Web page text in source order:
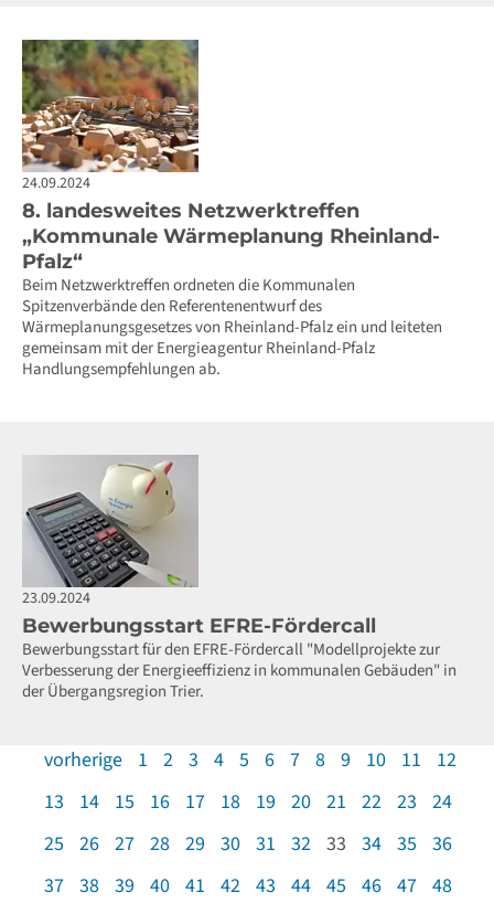
24.09.2024
8. landesweites Netzwerktreffen
„Kommunale Wärmeplanung Rheinland-
Pfalz“
Beim Netzwerktreffen ordneten die Kommunalen
Spitzenverbände den Referentenentwurf des
Wärmeplanungsgesetzes von Rheinland-Pfalz ein und leiteten
gemeinsam mit der Energieagentur Rheinland-Pfalz
Handlungsempfehlungen ab.
23.09.2024
Bewerbungsstart EFRE-Fördercall
Bewerbungsstart für den EFRE-Fördercall "Modellprojekte zur
Verbesserung der Energieeffizienz in kommunalen Gebäuden" in
der Übergangsregion Trier.
vorherige 1 2 3 4 5 6 7 8 9 10 11
12
13
14 15 16 17 18 19 20 21 22 23 24
25 26 27 28 29 30 31 32 33 34 35 36
37 38 39 40 41 42 43 44 45 46 47 48